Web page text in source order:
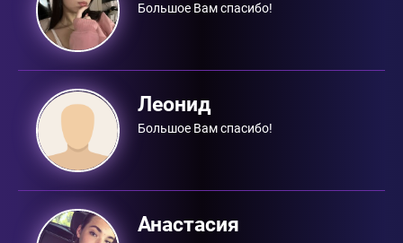
Большое Вам спасибо!
Леонид
Большое Вам спасибо!
Анастасия